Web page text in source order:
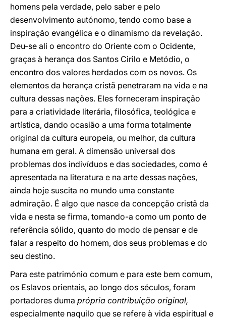
homens pela verdade, pelo saber e pelo
desenvolvimento autónomo, tendo como base a
inspiração evangélica e o dinamismo da revelação.
Deu-se ali o encontro do Oriente com o Ocidente,
graças à herança dos Santos Cirilo e Metódio, o
encontro dos valores herdados com os novos. Os
elementos da herança cristã penetraram na vida e na
cultura dessas nações. Eles forneceram inspiração
para a criatividade literária, filosófica, teológica e
artística, dando ocasião a uma forma totalmente
original da cultura europeia, ou melhor, da cultura
humana em geral. A dimensão universal dos
problemas dos indivíduos e das sociedades, como é
apresentada na literatura e na arte dessas nações,
ainda hoje suscita no mundo uma constante
admiração. É algo que nasce da concepção cristã da
vida e nesta se firma, tomando-a como um ponto de
referência sólido, quanto do modo de pensar e de
falar a respeito do homem, dos seus problemas e do
seu destino.
Para este património comum e para este bem comum,
os Eslavos orientais, ao longo dos séculos, foram
portadores duma própria contribuição original,
especialmente naquilo que se refere à vida espiritual e